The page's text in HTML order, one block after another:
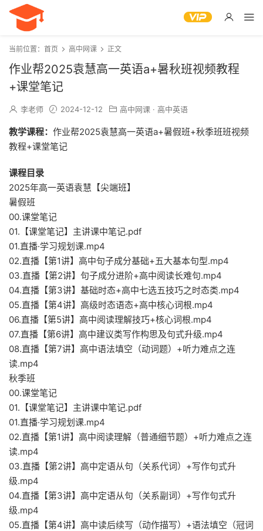
当前位置： 首页 高中网课 正文
作业帮2025袁慧高一英语a+暑秋班视频教程
+课堂笔记
李老师 2024-12-12 高中网课 · 高中英语
教学课程： 作业帮2025袁慧高一英语a+暑假班+秋季班班视频
教程+课堂笔记
课程目录
2025年高一英语袁慧【尖端班】
暑假班
00.课堂笔记
01.【课堂笔记】主讲课中笔记.pdf
01.直播·学习规划课.mp4
02.直播【第1讲】高中句子成分基础+五大基本句型.mp4
03.直播【第2讲】句子成分进阶+高中阅读长难句.mp4
04.直播【第3讲】基础时态+高中七选五技巧之时态类.mp4
05.直播【第4讲】高级时态语态+高中核心词根.mp4
06.直播【第5讲】高中阅读理解技巧+核心词根.mp4
07.直播【第6讲】高中建议类写作构思及句式升级.mp4
08.直播【第7讲】高中语法填空（动词题）+听力难点之连
读.mp4
秋季班
00.课堂笔记
01.【课堂笔记】主讲课中笔记.pdf
01.直播·学习规划课.mp4
02.直播【第1讲】高中阅读理解（普通细节题）+听力难点之连
读.mp4
03.直播【第2讲】高中定语从句（关系代词）+写作句式升
级.mp4
04.直播【第3讲】高中定语从句（关系副词）+写作句式升
级.mp4
05.直播【第4讲】高中读后续写（动作描写）+语法填空（冠词